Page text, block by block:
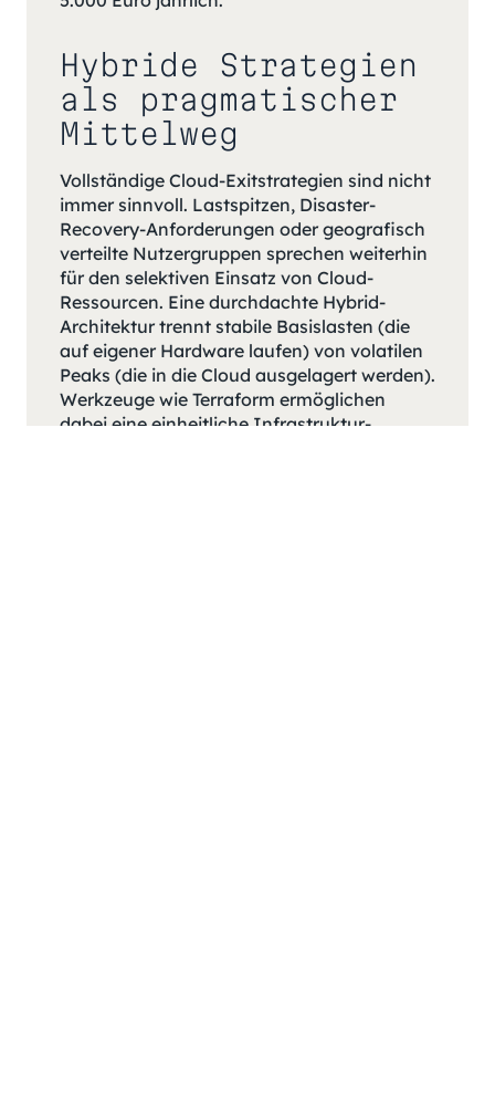
Hybride Strategien
als pragmatischer
Mittelweg
Vollständige Cloud-Exitstrategien sind nicht
immer sinnvoll. Lastspitzen, Disaster-
Recovery-Anforderungen oder geografisch
verteilte Nutzergruppen sprechen weiterhin
für den selektiven Einsatz von Cloud-
Ressourcen. Eine durchdachte Hybrid-
Architektur trennt stabile Basislasten (die
auf eigener Hardware laufen) von volatilen
Peaks (die in die Cloud ausgelagert werden).
Werkzeuge wie Terraform ermöglichen
dabei eine einheitliche Infrastruktur-